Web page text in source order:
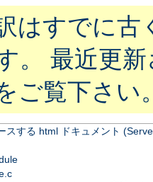
はすでに古
。 最近更
ご覧下さい
スする html ドキュメント